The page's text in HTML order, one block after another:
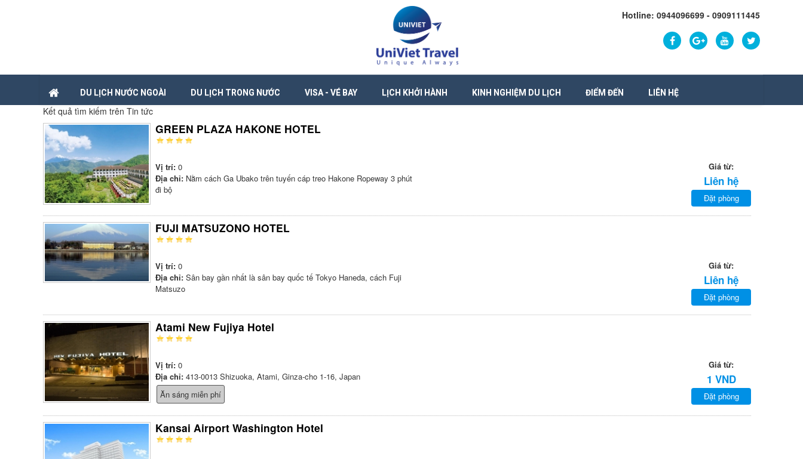
Hotline: 0944096699 - 0909111445
DU LỊCH NƯỚC NGOÀI DU LỊCH TRONG NƯỚC VISA - VÉ BAY LỊCH KHỞI HÀNH KINH NGHIỆM DU LỊCH ĐIỂM ĐẾN LIÊN HỆ
Kết quả tìm kiếm trên Tin tức
GREEN PLAZA HAKONE HOTEL
Vị trí: 0
Địa chỉ: Nằm cách Ga Ubako trên tuyến cáp treo Hakone Ropeway 3 phút
đi bộ
Giá từ:
Liên hệ
Đặt phòng
FUJI MATSUZONO HOTEL
Vị trí: 0
Địa chỉ: Sân bay gần nhất là sân bay quốc tế Tokyo Haneda, cách Fuji
Matsuzo
Giá từ:
Liên hệ
Đặt phòng
Atami New Fujiya Hotel
Vị trí: 0
Địa chỉ: 413-0013 Shizuoka, Atami, Ginza-cho 1-16, Japan
Ăn sáng miễn phí
Giá từ:
1 VND
Đặt phòng
Kansai Airport Washington Hotel